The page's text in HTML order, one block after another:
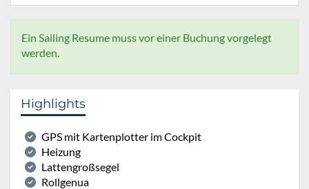
Ein Sailing Resume muss vor einer Buchung vorgelegt
werden.
Highlights
GPS mit Kartenplotter im Cockpit
Heizung
Lattengroßsegel
Rollgenua